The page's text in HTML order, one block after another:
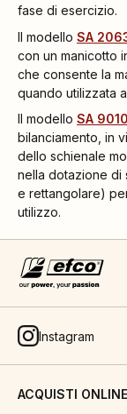
fase di esercizio.
Il modello SA
con un manicotto
che consente la
quando utilizzata
Il modello SA 9010
bilanciamento, in
dello schienale
nella dotazione di
e rettangolare)
utilizzo.
Instagram
ACQUISTI ONLINE